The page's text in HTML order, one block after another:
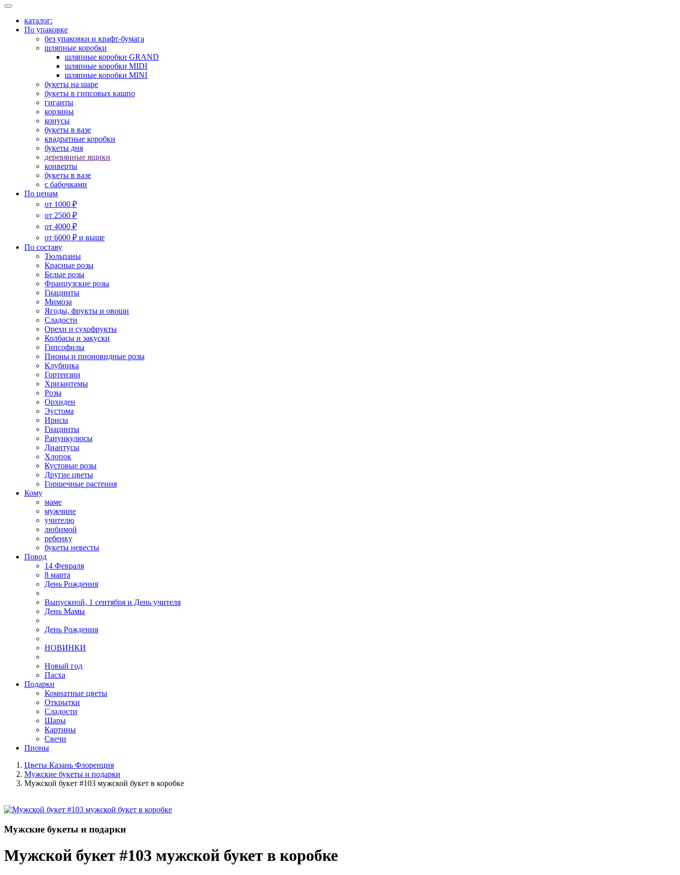
каталог:
По упаковке
без упаковки и крафт-бумага
шляпные коробки
шляпные коробки GRAND
шляпные коробки MIDI
шляпные коробки MINI
букеты на шаре
букеты в гипсовых кашпо
гиганты
корзины
конусы
букеты в вазе
квадратные коробки
букеты дня
деревянные ящики
конверты
букеты в вазе
с бабочками
По ценам
от 1000 ₽
от 2500 ₽
от 4000 ₽
от 6000 ₽ и выше
По составу
Тюльпаны
Красные розы
Белые розы
Французские розы
Гиацинты
Мимоза
Ягоды, фрукты и овощи
Сладости
Орехи и сухофрукты
Колбасы и закуски
Гипсофилы
Пионы и пионовидные розы
Клубника
Гортензии
Хризантемы
Розы
Орхидеи
Эустома
Ирисы
Гиацинты
Ранункулюсы
Диантусы
Хлопок
Кустовые розы
Другие цветы
Горшечные растения
Кому
маме
мужчине
учителю
любимой
ребенку
букеты невесты
Повод
14 Февраля
8 марта
День Рождения
Выпускной, 1 сентября и День учителя
День Мамы
День Рождения
НОВИНКИ
Новый год
Пасха
Подарки
Комнатные цветы
Открытки
Сладости
Шары
Картины
Свечи
Пионы
Цветы Казань Флоренция
Мужские букеты и подарки
Мужской букет #103 мужской букет в коробке
Мужские букеты и подарки
Мужской букет #103 мужской букет в коробке